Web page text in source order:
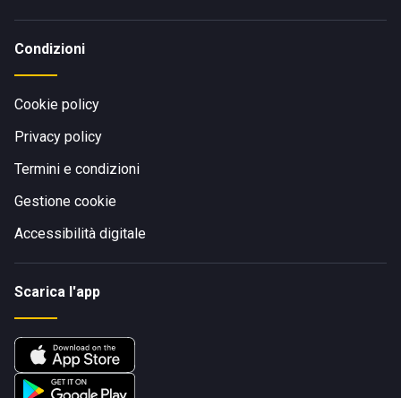
Condizioni
Cookie policy
Privacy policy
Termini e condizioni
Gestione cookie
Accessibilità digitale
Scarica l'app